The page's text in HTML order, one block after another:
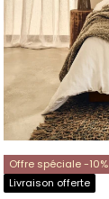
Offre spéciale -10%
Livraison offerte